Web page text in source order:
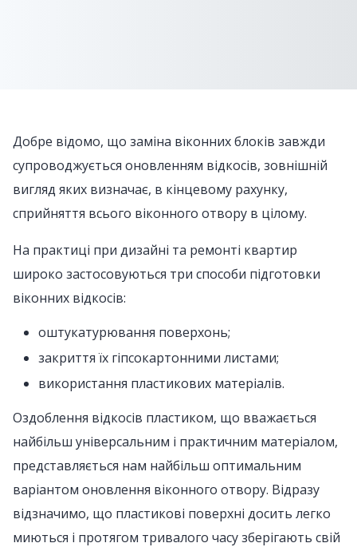
Добре відомо, що заміна віконних блоків завжди
супроводжується оновленням відкосів, зовнішній
вигляд яких визначає, в кінцевому рахунку,
сприйняття всього віконного отвору в цілому.
На практиці при дизайні та ремонті квартир
широко застосовуються три способи підготовки
віконних відкосів:
оштукатурювання поверхонь;
закриття їх гіпсокартонними листами;
використання пластикових матеріалів.
Оздоблення відкосів пластиком, що вважається
найбільш універсальним і практичним матеріалом,
представляється нам найбільш оптимальним
варіантом оновлення віконного отвору. Відразу
відзначимо, що пластикові поверхні досить легко
миються і протягом тривалого часу зберігають свій